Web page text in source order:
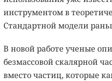
инструментом в
Стандартной модели
В новой работе ученые
безмассовой скалярной
вместо частиц, которые